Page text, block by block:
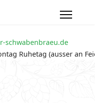
schwabenbraeu.de
Ruhetag (ausser an